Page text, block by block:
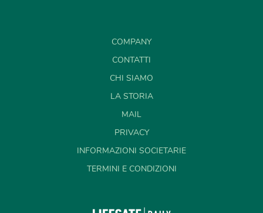
COMPANY
CONTATTI
CHI SIAMO
LA STORIA
MAIL
PRIVACY
INFORMAZIONI SOCIETARIE
TERMINI E CONDIZIONI